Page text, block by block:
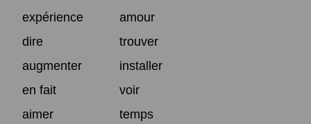
expérience
amour
dire
trouver
augmenter
installer
en fait
voir
aimer
temps